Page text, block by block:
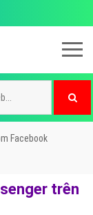
Facebook
trên